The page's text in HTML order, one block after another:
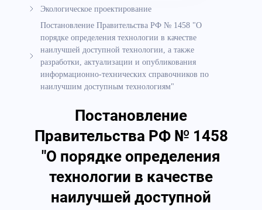
Экологическое проектирование
Постановление Правительства РФ № 1458 "О
порядке определения технологии в качестве
наилучшей доступной технологии, а также
разработки, актуализации и опубликования
информационно-технических справочников по
наилучшим доступным технологиям"
Постановление
Правительства РФ № 1458
"О порядке определения
технологии в качестве
наилучшей доступной